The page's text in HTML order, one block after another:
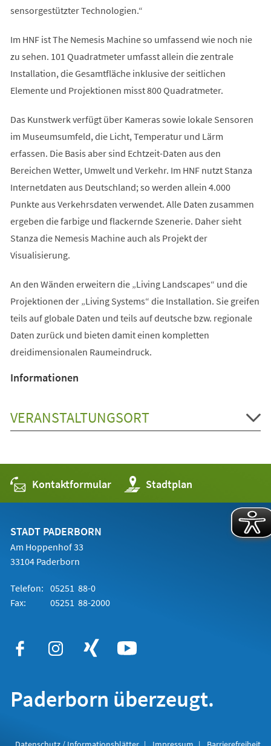
sensorgestützter Technologien.“
Im HNF ist The Nemesis Machine so umfassend wie noch nie
zu sehen. 101 Quadratmeter umfasst allein die zentrale
Installation, die Gesamtfläche inklusive der seitlichen
Elemente und Projektionen misst 800 Quadratmeter.
Das Kunstwerk verfügt über Kameras sowie lokale Sensoren
im Museumsumfeld, die Licht, Temperatur und Lärm
erfassen. Die Basis aber sind Echtzeit-Daten aus den
Bereichen Wetter, Umwelt und Verkehr. Im HNF nutzt Stanza
Internetdaten aus Deutschland; so werden allein 4.000
Punkte aus Verkehrsdaten verwendet. Alle Daten zusammen
ergeben die farbige und flackernde Szenerie. Daher sieht
Stanza die Nemesis Machine auch als Projekt der
Visualisierung.
An den Wänden erweitern die „Living Landscapes“ und die
Projektionen der „Living Systems“ die Installation. Sie greifen
teils auf globale Daten und teils auf deutsche bzw. regionale
Daten zurück und bieten damit einen kompletten
dreidimensionalen Raumeindruck.
Informationen
VERANSTALTUNGSORT
Kontaktformular Stadtplan
(Öffnet
in
einem
STADT PADERBORN
Am Hoppenhof 33
33104 Paderborn
Telefon: 05251 88-0
Fax:
05251 88-2000
Paderborn überzeugt.